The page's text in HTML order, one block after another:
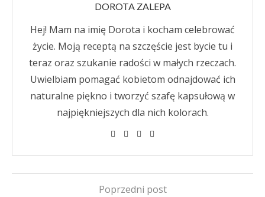
DOROTA ZALEPA
Hej! Mam na imię Dorota i kocham celebrować
życie. Moją receptą na szczęście jest bycie tu i
teraz oraz szukanie radości w małych rzeczach.
Uwielbiam pomagać kobietom odnajdować ich
naturalne piękno i tworzyć szafę kapsułową w
najpiękniejszych dla nich kolorach.
Poprzedni post